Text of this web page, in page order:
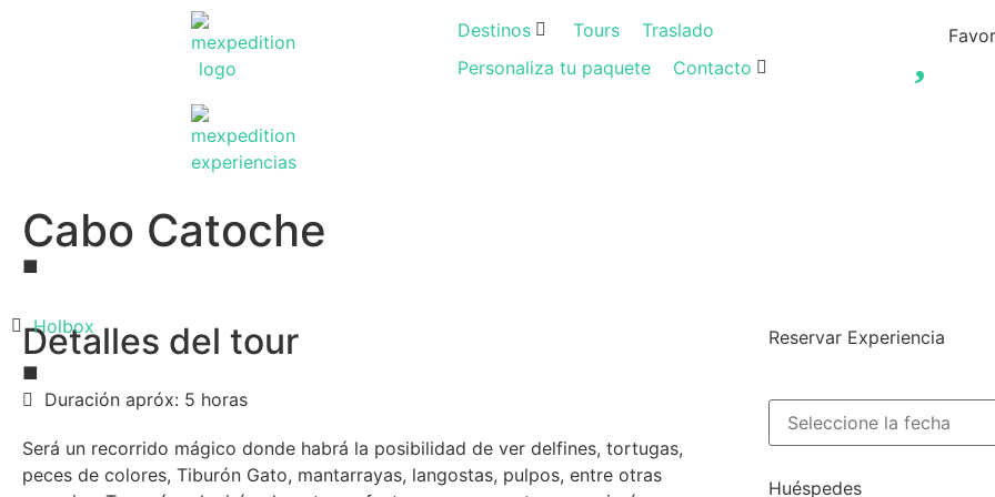
Destinos Tours
Traslado
Personaliza tu paquete
Contacto
Cabo Catoche
■
Holbox
Detalles del tour
■
Duración apróx: 5 horas
Será un recorrido mágico donde habrá la posibilidad de ver delfines, tortugas,
peces de colores, Tiburón Gato, mantarrayas, langostas, pulpos, entre otras
Reservar Experiencia
Huéspedes